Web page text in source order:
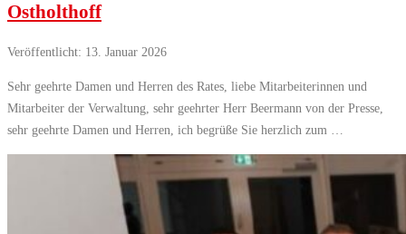
Ostholthoff
Veröffentlicht: 13. Januar 2026
Sehr geehrte Damen und Herren des Rates, liebe Mitarbeiterinnen und
Mitarbeiter der Verwaltung, sehr geehrter Herr Beermann von der Presse,
sehr geehrte Damen und Herren, ich begrüße Sie herzlich zum …